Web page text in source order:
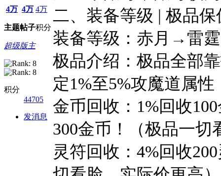
4万
主题
4万
帖子
4万
积分
超级版主
积分
44705
发消息
二、装备等级 | 极品保
装备等级：赤月→雷
极品介绍：极品全部
定1%至5%攻魔道属性
金币回收：1%回收
300金币！（极品一切
灵符回收：4%回收